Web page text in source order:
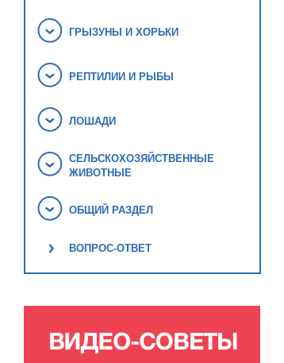
ГРЫЗУНЫ И ХОРЬКИ
РЕПТИЛИИ И РЫБЫ
ЛОШАДИ
СЕЛЬСКОХОЗЯЙСТВЕННЫЕ
ЖИВОТНЫЕ
ОБЩИЙ РАЗДЕЛ
ВОПРОС-ОТВЕТ